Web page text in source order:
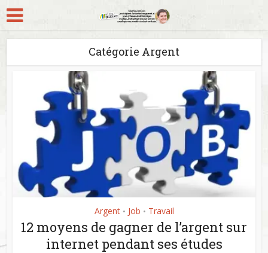
Catégorie Argent
Argent • Job • Travail
12 moyens de gagner de l’argent sur
internet pendant ses études